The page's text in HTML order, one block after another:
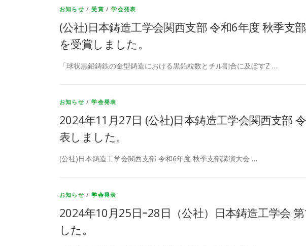
お知らせ /受賞 /学会発表
(公社)日本鋳造工学会関西支部 令和6年度 秋季支
を受賞しました。
「球状黒鉛鋳鉄の金型鋳造における黒鉛粒数とチル割合に及ぼすZ …
お知らせ /学会発表
2024年11月27日 (公社)日本鋳造工学会関西支部
表しました。
(公社)日本鋳造工学会関西支部 令和6年度 秋季支部講演大会 …
お知らせ /学会発表
2024年10月25日ｰ28日（公社）日本鋳造工学会
した。